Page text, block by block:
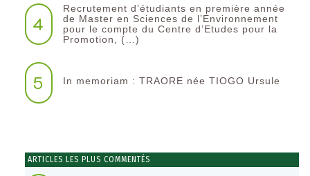
4
Recrutement d’étudiants en première année
de Master en Sciences de l’Environnement
pour le compte du Centre d’Etudes pour la
Promotion, (…)
5 In memoriam : TRAORE née TIOGO Ursule
ARTICLES LES PLUS COMMENTÉS